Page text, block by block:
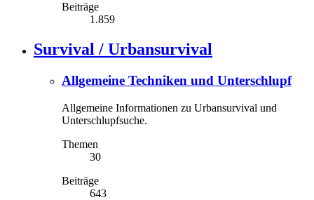
Beiträge
1.859
Survival / Urbansurvival
Allgemeine Techniken und Unterschlupf
Allgemeine Informationen zu Urbansurvival und
Unterschlupfsuche.
Themen
30
Beiträge
643